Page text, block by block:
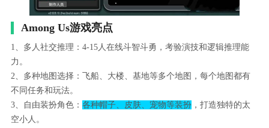
Among Us游戏亮点
1、多人社交推理：4-15人在线斗智斗勇，考验演技和逻辑推理能
力。
2、多种地图选择：飞船、大楼、基地等多个地图，每个地图都有
不同任务和玩法。
3、自由装扮角色： 各种帽子、皮肤、宠物等装扮，打造独特的太
空小人。